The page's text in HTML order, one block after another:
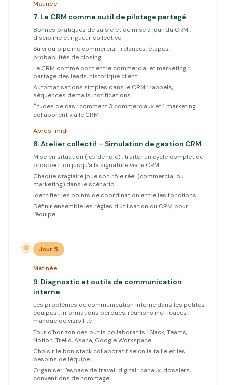
Matinée
7. Le CRM comme outil de pilotage partagé
Bonnes pratiques de saisie et de mise à jour du CRM :
discipline et rigueur collective
Suivi du pipeline commercial : relances, étapes,
probabilités de closing
Le CRM comme pont entre commercial et marketing :
partage des leads, historique client
Automatisations simples dans le CRM : rappels,
séquences d'emails, notifications
Études de cas : comment 3 commerciaux et 1 marketing
collaborent via le CRM
Après-midi
8.Atelier collectif – Simulation de gestion CRM
Mise en situation (jeu de rôle) : traiter un cycle complet de
prospection jusqu'à la signature via le CRM
Chaque stagiaire joue son rôle réel (commercial ou
marketing) dans le scénario
Identifier les points de coordination entre les fonctions
Définir ensemble les règles d'utilisation du CRM pour
l'équipe
Jour 5
Matinée
9. Diagnostic et outils de communication
interne
Les problèmes de communication interne dans les petites
équipes : informations perdues, réunions inefficaces,
manque de visibilité
Tour d'horizon des outils collaboratifs : Slack, Teams,
Notion, Trello, Asana, Google Workspace
Choisir le bon stack collaboratif selon la taille et les
besoins de l'équipe
Organiser l'espace de travail digital : canaux, dossiers,
conventions de nommage